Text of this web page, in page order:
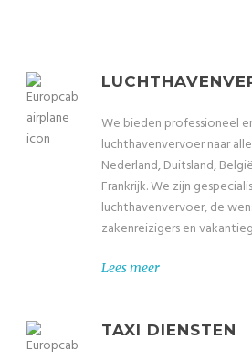
We bieden professioneel
luchthavenvervoer naar
Nederland, Duitsland,
Frankrijk. We zijn
luchthavenvervoer, de
zakenreizigers en
Lees meer
TAXI DIENSTEN